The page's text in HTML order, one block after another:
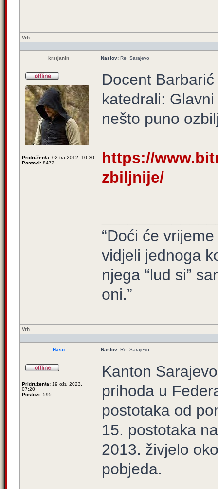
Vrh
krstjanin Naslov: Re: Sarajevo
Pridružen/a: 02 tra 2012, 10:30
Postovi: 8473
Docent
katedrali:
nešto puno
https://
zbiljnije/
“Doći će
vidjeli jednoga
njega “lud si”
oni.”
Vrh
Haso Naslov: Re: Sarajevo
Pridružen/a: 19 ožu 2023,
07:20
Postovi: 595
Kanton
prihoda u
postotaka od
15. postotaka
2013. živjelo
pobjeda.